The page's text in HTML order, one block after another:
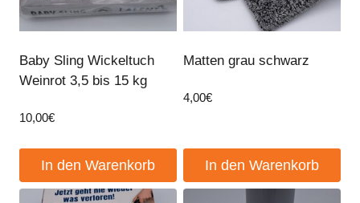
Baby Sling Wickeltuch
Weinrot 3,5 bis 15 kg
10,00€
In den Warenkorb
Matten grau schwarz
4,00€
In den Warenkorb